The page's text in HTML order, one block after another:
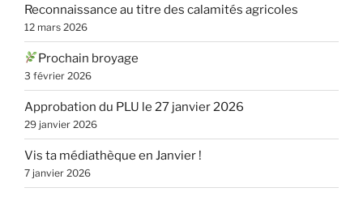
Reconnaissance au titre des calamités agricoles
12 mars 2026
Prochain broyage
3 février 2026
Approbation du PLU le 27 janvier 2026
29 janvier 2026
Vis ta médiathèque en Janvier !
7 janvier 2026